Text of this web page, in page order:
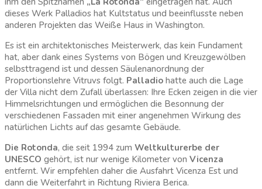
dieses Werk Palladios hat Kultstatus und beeinflusste neben
anderen Projekten das Weiße Haus in Washington.
Es ist ein architektonisches Meisterwerk, das kein Fundament
hat, aber dank eines Systems von Bögen und Kreuzgewölben
selbsttragend ist und dessen Säulenanordnung der
Proportionslehre Vitruvs folgt. Palladio hatte auch die Lage
der Villa nicht dem Zufall überlassen: Ihre Ecken zeigen in die vier
Himmelsrichtungen und ermöglichen die Besonnung der
verschiedenen Fassaden mit einer angenehmen Wirkung des
natürlichen Lichts auf das gesamte Gebäude.
Die Rotonda, die seit 1994 zum Weltkulturerbe der
UNESCO gehört, ist nur wenige Kilometer von Vicenza
entfernt. Wir empfehlen daher die Ausfahrt Vicenza Est und
dann die Weiterfahrt in Richtung Riviera Berica.